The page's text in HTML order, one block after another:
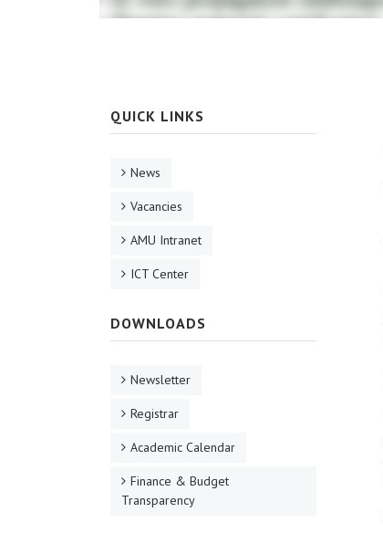
QUICK LINKS
News
Vacancies
AMU Intranet
ICT Center
DOWNLOADS
Newsletter
Registrar
Academic Calendar
Finance & Budget
Transparency